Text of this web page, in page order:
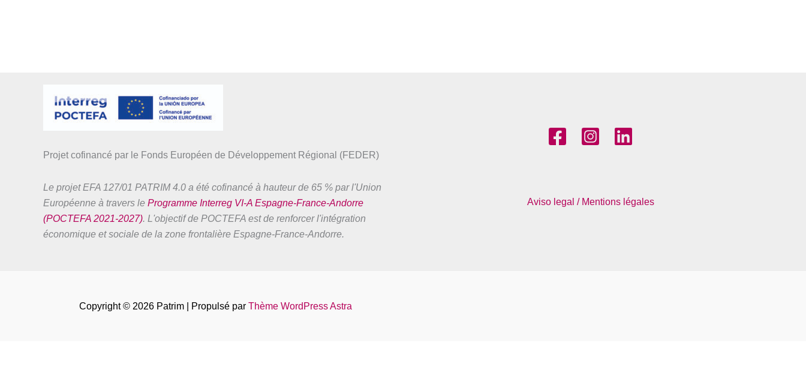
Projet cofinancé par le Fonds Européen de Développement Régional (FEDER)
Le projet EFA 127/01 PATRIM 4.0 a été cofinancé à hauteur de 65 % par l'Union
Européenne à travers le Programme Interreg VI-A Espagne-France-Andorre
(POCTEFA 2021-2027). L'objectif de POCTEFA est de renforcer l'intégration
économique et sociale de la zone frontalière Espagne-France-Andorre.
Aviso legal / Mentions légales
Copyright © 2026 Patrim | Propulsé par Thème WordPress Astra